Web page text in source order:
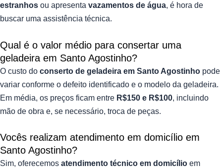
estranhos ou apresenta vazamentos de água, é hora de
buscar uma assistência técnica.
Qual é o valor médio para consertar uma
geladeira em Santo Agostinho?
O custo do conserto de geladeira em Santo Agostinho pode
variar conforme o defeito identificado e o modelo da geladeira.
Em média, os preços ficam entre R$150 e R$100, incluindo
mão de obra e, se necessário, troca de peças.
Vocês realizam atendimento em domicílio em
Santo Agostinho?
Sim, oferecemos atendimento técnico em domicílio em